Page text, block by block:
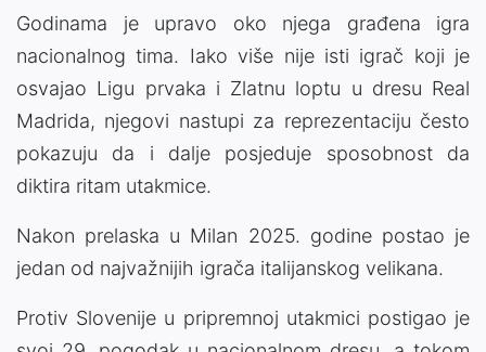
Godinama je upravo oko njega građena igra
nacionalnog tima. Iako više nije isti igrač koji je
osvajao Ligu prvaka i Zlatnu loptu u dresu Real
Madrida, njegovi nastupi za reprezentaciju često
pokazuju da i dalje posjeduje sposobnost da
diktira ritam utakmice.
Nakon prelaska u Milan 2025. godine postao je
jedan od najvažnijih igrača italijanskog velikana.
Protiv Slovenije u pripremnoj utakmici postigao je